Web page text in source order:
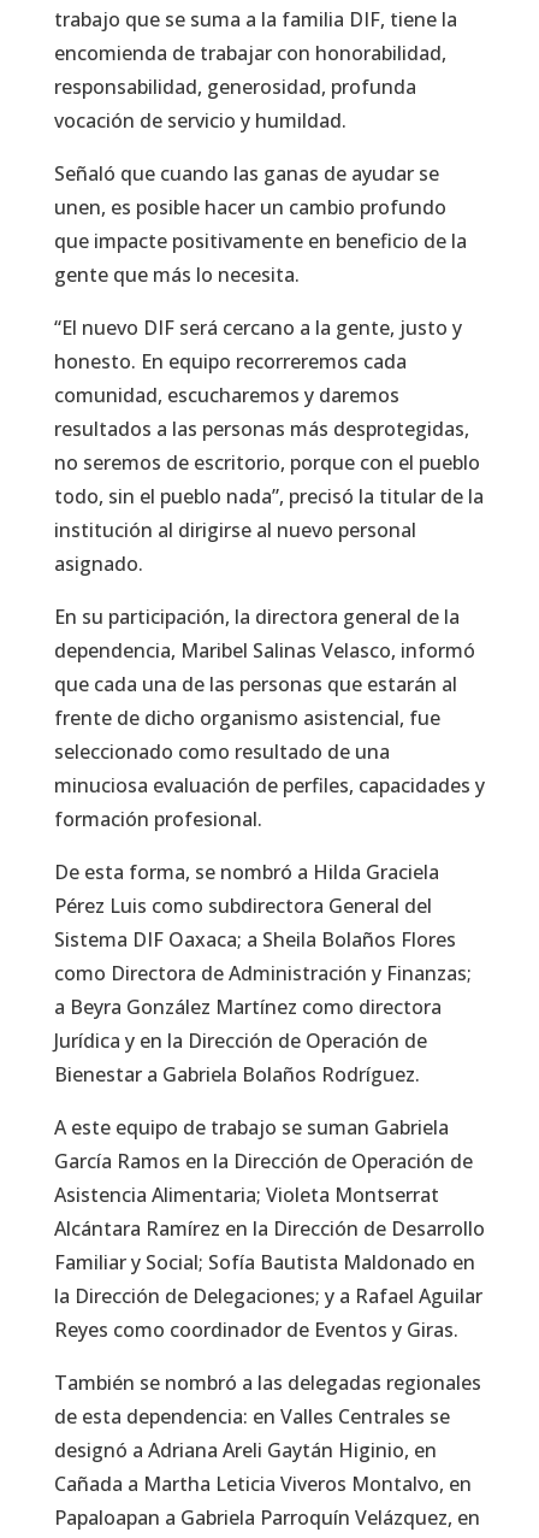
trabajo que se suma a la familia DIF, tiene la
encomienda de trabajar con honorabilidad,
responsabilidad, generosidad, profunda
vocación de servicio y humildad.
Señaló que cuando las ganas de ayudar se
unen, es posible hacer un cambio profundo
que impacte positivamente en beneficio de la
gente que más lo necesita.
“El nuevo DIF será cercano a la gente, justo y
honesto. En equipo recorreremos cada
comunidad, escucharemos y daremos
resultados a las personas más desprotegidas,
no seremos de escritorio, porque con el pueblo
todo, sin el pueblo nada”, precisó la titular de la
institución al dirigirse al nuevo personal
asignado.
En su participación, la directora general de la
dependencia, Maribel Salinas Velasco, informó
que cada una de las personas que estarán al
frente de dicho organismo asistencial, fue
seleccionado como resultado de una
minuciosa evaluación de perfiles, capacidades y
formación profesional.
De esta forma, se nombró a Hilda Graciela
Pérez Luis como subdirectora General del
Sistema DIF Oaxaca; a Sheila Bolaños Flores
como Directora de Administración y Finanzas;
a Beyra González Martínez como directora
Jurídica y en la Dirección de Operación de
Bienestar a Gabriela Bolaños Rodríguez.
A este equipo de trabajo se suman Gabriela
García Ramos en la Dirección de Operación de
Asistencia Alimentaria; Violeta Montserrat
Alcántara Ramírez en la Dirección de Desarrollo
Familiar y Social; Sofía Bautista Maldonado en
la Dirección de Delegaciones; y a Rafael Aguilar
Reyes como coordinador de Eventos y Giras.
También se nombró a las delegadas regionales
de esta dependencia: en Valles Centrales se
designó a Adriana Areli Gaytán Higinio, en
Cañada a Martha Leticia Viveros Montalvo, en
Papaloapan a Gabriela Parroquín Velázquez, en